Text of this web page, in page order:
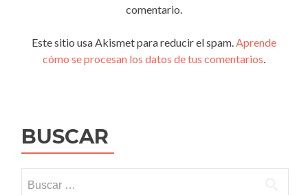
comentario.
Este sitio usa Akismet para reducir el spam.Aprende
cómo se procesan los datos de tus comentarios.
BUSCAR